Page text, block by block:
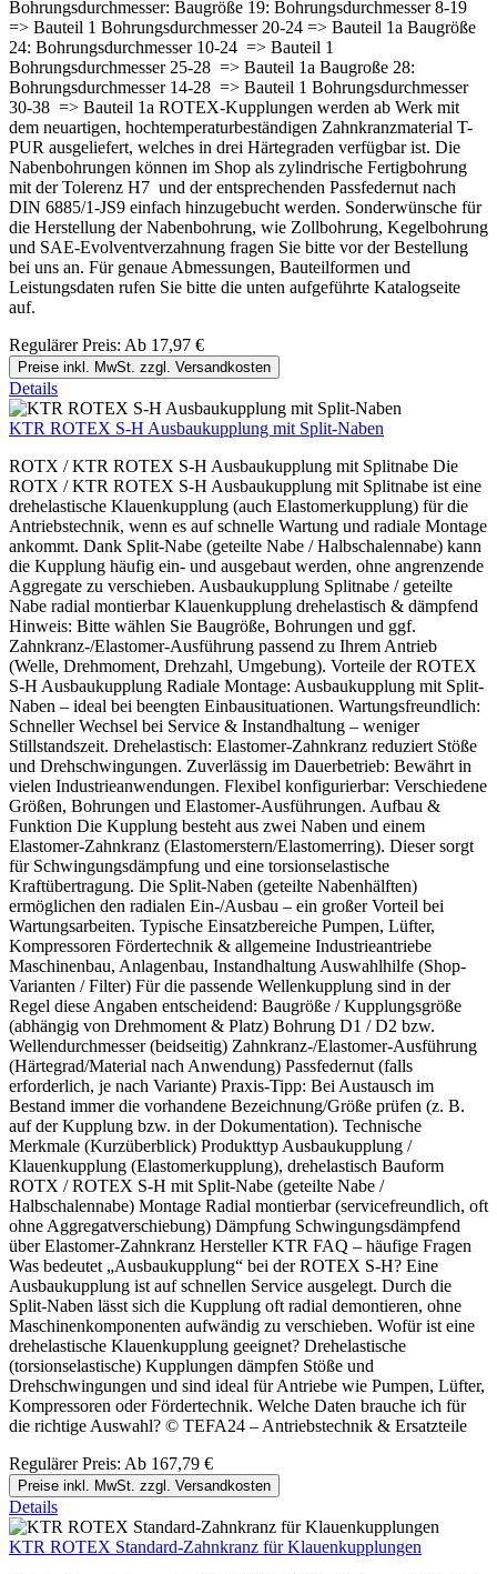
Bohrungsdurchmesser: Baugröße 19: Bohrungsdurchmesser 8-19
=> Bauteil 1 Bohrungsdurchmesser 20-24 => Bauteil 1a Baugröße
24: Bohrungsdurchmesser 10-24 => Bauteil 1
Bohrungsdurchmesser 25-28 => Bauteil 1a Baugroße 28:
Bohrungsdurchmesser 14-28 => Bauteil 1 Bohrungsdurchmesser
30-38 => Bauteil 1a ROTEX-Kupplungen werden ab Werk mit
dem neuartigen, hochtemperaturbeständigen Zahnkranzmaterial T-
PUR ausgeliefert, welches in drei Härtegraden verfügbar ist. Die
Nabenbohrungen können im Shop als zylindrische Fertigbohrung
mit der Tolerenz H7 und der entsprechenden Passfedernut nach
DIN 6885/1-JS9 einfach hinzugebucht werden. Sonderwünsche für
die Herstellung der Nabenbohrung, wie Zollbohrung, Kegelbohrung
und SAE-Evolventverzahnung fragen Sie bitte vor der Bestellung
bei uns an. Für genaue Abmessungen, Bauteilformen und
Leistungsdaten rufen Sie bitte die unten aufgeführte Katalogseite
auf.
Regulärer Preis: Ab 17,97 €
Preise inkl. MwSt. zzgl. Versandkosten
Details
KTR ROTEX S-H Ausbaukupplung mit Split-Naben
ROTX / KTR ROTEX S-H Ausbaukupplung mit Splitnabe Die
ROTX / KTR ROTEX S-H Ausbaukupplung mit Splitnabe ist eine
drehelastische Klauenkupplung (auch Elastomerkupplung) für die
Antriebstechnik, wenn es auf schnelle Wartung und radiale Montage
ankommt. Dank Split-Nabe (geteilte Nabe / Halbschalennabe) kann
die Kupplung häufig ein- und ausgebaut werden, ohne angrenzende
Aggregate zu verschieben. Ausbaukupplung Splitnabe / geteilte
Nabe radial montierbar Klauenkupplung drehelastisch & dämpfend
Hinweis: Bitte wählen Sie Baugröße, Bohrungen und ggf.
Zahnkranz-/Elastomer-Ausführung passend zu Ihrem Antrieb
(Welle, Drehmoment, Drehzahl, Umgebung). Vorteile der ROTEX
S-H Ausbaukupplung Radiale Montage: Ausbaukupplung mit Split-
Naben – ideal bei beengten Einbausituationen. Wartungsfreundlich:
Schneller Wechsel bei Service & Instandhaltung – weniger
Stillstandszeit. Drehelastisch: Elastomer-Zahnkranz reduziert Stöße
und Drehschwingungen. Zuverlässig im Dauerbetrieb: Bewährt in
vielen Industrieanwendungen. Flexibel konfigurierbar: Verschiedene
Größen, Bohrungen und Elastomer-Ausführungen. Aufbau &
Funktion Die Kupplung besteht aus zwei Naben und einem
Elastomer-Zahnkranz (Elastomerstern/Elastomerring). Dieser sorgt
für Schwingungsdämpfung und eine torsionselastische
Kraftübertragung. Die Split-Naben (geteilte Nabenhälften)
ermöglichen den radialen Ein-/Ausbau – ein großer Vorteil bei
Wartungsarbeiten. Typische Einsatzbereiche Pumpen, Lüfter,
Kompressoren Fördertechnik & allgemeine Industrieantriebe
Maschinenbau, Anlagenbau, Instandhaltung Auswahlhilfe (Shop-
Varianten / Filter) Für die passende Wellenkupplung sind in der
Regel diese Angaben entscheidend: Baugröße / Kupplungsgröße
(abhängig von Drehmoment & Platz) Bohrung D1 / D2 bzw.
Wellendurchmesser (beidseitig) Zahnkranz-/Elastomer-Ausführung
(Härtegrad/Material nach Anwendung) Passfedernut (falls
erforderlich, je nach Variante) Praxis-Tipp: Bei Austausch im
Bestand immer die vorhandene Bezeichnung/Größe prüfen (z. B.
auf der Kupplung bzw. in der Dokumentation). Technische
Merkmale (Kurzüberblick) Produkttyp Ausbaukupplung /
Klauenkupplung (Elastomerkupplung), drehelastisch Bauform
ROTX / ROTEX S-H mit Split-Nabe (geteilte Nabe /
Halbschalennabe) Montage Radial montierbar (servicefreundlich, oft
ohne Aggregatverschiebung) Dämpfung Schwingungsdämpfend
über Elastomer-Zahnkranz Hersteller KTR FAQ – häufige Fragen
Was bedeutet „Ausbaukupplung“ bei der ROTEX S-H? Eine
Ausbaukupplung ist auf schnellen Service ausgelegt. Durch die
Split-Naben lässt sich die Kupplung oft radial demontieren, ohne
Maschinenkomponenten aufwändig zu verschieben. Wofür ist eine
drehelastische Klauenkupplung geeignet? Drehelastische
(torsionselastische) Kupplungen dämpfen Stöße und
Drehschwingungen und sind ideal für Antriebe wie Pumpen, Lüfter,
Kompressoren oder Fördertechnik. Welche Daten brauche ich für
die richtige Auswahl? © TEFA24 – Antriebstechnik & Ersatzteile
Regulärer Preis: Ab 167,79 €
Preise inkl. MwSt. zzgl. Versandkosten
Details
KTR ROTEX Standard-Zahnkranz für Klauenkupplungen